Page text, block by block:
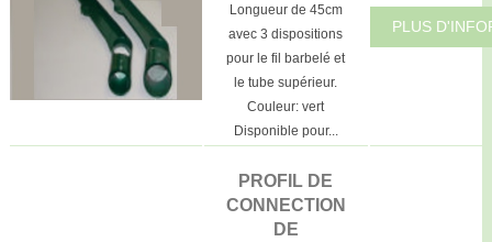
Longueur de 45cm
avec 3 dispositions
pour le fil barbelé et
le tube supérieur.
Couleur: vert
Disponible pour...
PLUS
PROFIL DE
CONNECTION
DE